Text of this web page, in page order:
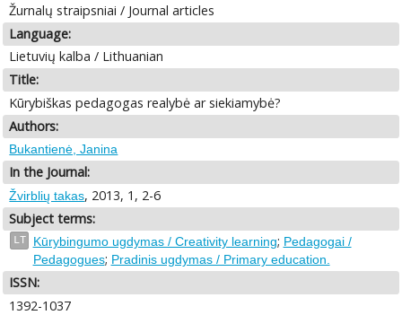
Žurnalų straipsniai / Journal articles
Language:
Lietuvių kalba / Lithuanian
Title:
Kūrybiškas pedagogas realybė ar siekiamybė?
Authors:
Bukantienė, Janina
In the Journal:
Žvirblių takas, 2013, 1, 2-6
Subject terms:
LT Kūrybingumo ugdymas / Creativity learning; Pedagogai /
Pedagogues; Pradinis ugdymas / Primary education.
ISSN:
1392-1037